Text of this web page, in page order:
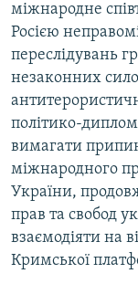
міжнародне
Росією
переслідувань
незаконних
політико-
вимагати
міжнародного
України,
прав та свобод
взаємодіяти на
Кримської